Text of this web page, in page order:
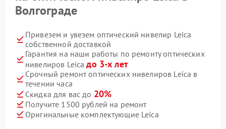
Волгограде
Привезем и увезем оптический нивелир Leica
собственной доставкой
Гарантия на наши работы по ремонту оптических
нивелиров Leicaдо 3-х лет
Срочный ремонт оптических нивелиров Leica в
течении часа
Скидка для вас до 20%
Получите 1500 рублей на ремонт
Оригинальные комплектующие Leica